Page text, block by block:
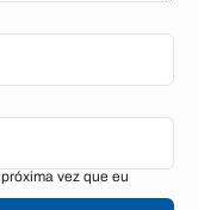
vez que eu